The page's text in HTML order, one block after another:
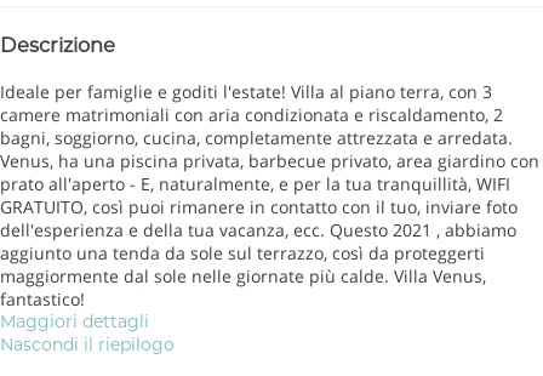
Descrizione
Ideale per famiglie e goditi l'estate! Villa al piano terra, con 3
camere matrimoniali con aria condizionata e riscaldamento, 2
bagni, soggiorno, cucina, completamente attrezzata e arredata.
Venus, ha una piscina privata, barbecue privato, area giardino con
prato all'aperto - E, naturalmente, e per la tua tranquillità, WIFI
GRATUITO, così puoi rimanere in contatto con il tuo, inviare foto
dell'esperienza e della tua vacanza, ecc. Questo 2021 , abbiamo
aggiunto una tenda da sole sul terrazzo, così da proteggerti
maggiormente dal sole nelle giornate più calde. Villa Venus,
fantastico!
Maggiori dettagli
Nascondi il riepilogo